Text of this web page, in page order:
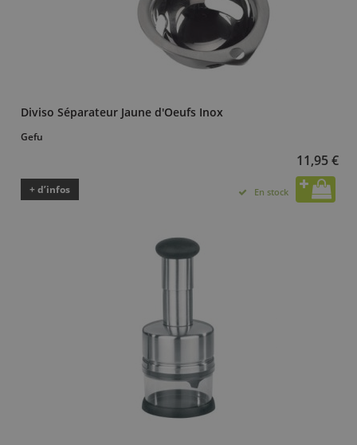
Diviso Séparateur Jaune d'Oeufs Inox
Gefu
11,95 €
+ d’infos En stock